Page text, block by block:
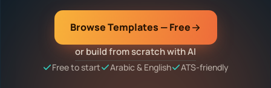
Browse Templates — Free
or build from scratch with AI
Free to start Arabic & English ATS-friendly